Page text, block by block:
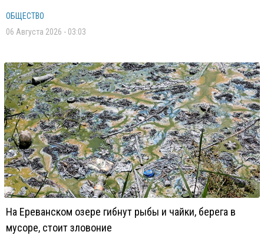
ОБЩЕСТВО
06 Августа 2026 - 03:03
На Ереванском озере гибнут рыбы и чайки, берега в
мусоре, стоит зловоние